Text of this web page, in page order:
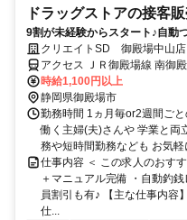
ドラッグストアの接客
9割が未経験からスタート♪自動
と両立もできる◎うれしい社員
クリエイトSD 御殿場中山店
アクセス ＪＲ御殿場線 南御
歩約19分、ＪＲ御殿場線 御
時給1,100円以上
静岡県御殿場市
勤務時間 1ヵ月毎or2週間ご
働く主婦(夫)さんや 学業と両
務や短時間勤務なども お気軽
仕事内容 ＜ この求人のおす
＋マニュアル完備 ・自動釣
員割引も有♪ 【主な仕事内容
仕...